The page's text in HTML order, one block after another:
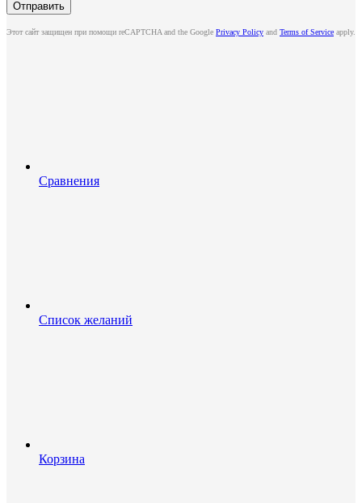
Этот сайт защищен при помощи reCAPTCHA and the Google Privacy Policy and Terms of Service apply.
Сравнения
Список желаний
Корзина